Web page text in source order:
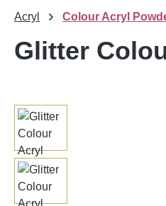
Acryl Colour Acryl
Glitter
Bildergalerie überspringen